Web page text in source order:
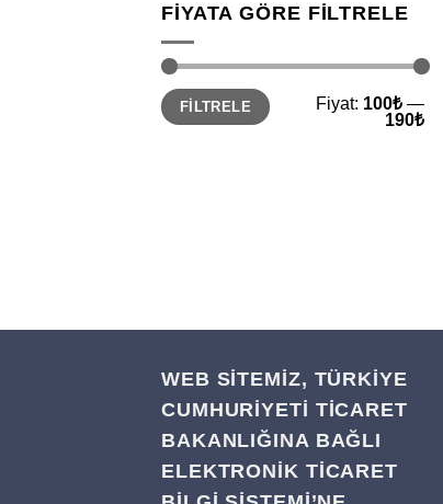
FIYATA GÖRE FILTRELE
En
düşük
fiyat
En
yüksek
fiyat
FILTRELE Fiyat: 100₺ —
190₺
WEB SİTEMİZ, TÜRKİYE
CUMHURİYETİ TİCARET
BAKANLIĞINA BAĞLI
ELEKTRONİK TİCARET